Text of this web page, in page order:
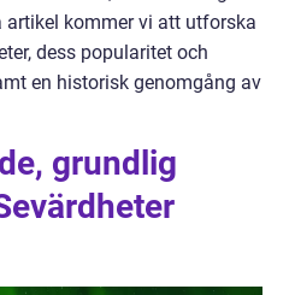
kommer vi att utforska
dess popularitet och
en historisk genomgång av
grundlig